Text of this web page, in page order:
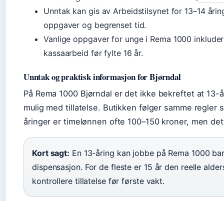
Unntak kan gis av Arbeidstilsynet for 13–14
oppgaver og begrenset tid.
Vanlige oppgaver for unge i Rema 1000
kassaarbeid før fylte 16 år.
Unntak og praktisk informasjon for Bjørndal
På Rema 1000 Bjørndal er det ikke bekreftet at
mulig med tillatelse. Butikken følger samme regler
åringer er timelønnen ofte 100–150 kroner, men
Kort sagt: En 13-åring kan jobbe på Rema 1000
dispensasjon. For de fleste er 15 år den reelle
kontrollere tillatelse før første vakt.